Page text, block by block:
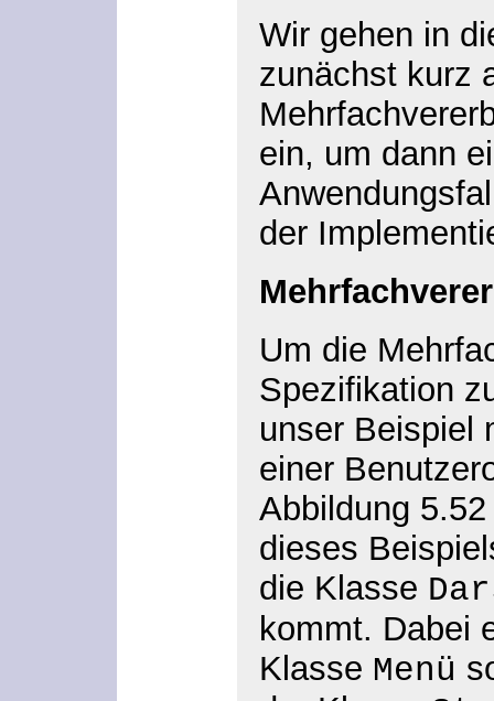
Wir gehen in
zunächst kurz
ein, um dann
der
Um die
Spezifikation
unser Beispiel
einer
Abbildung
dieses
die Klasse
kommt. Dabei
Klasse Menü